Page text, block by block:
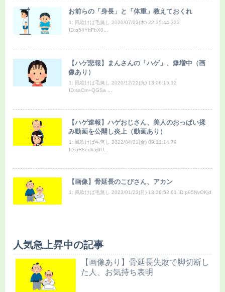
お前らの「身長」と「体重」教えておくれ
1: 風吹けば毛無し 2020/07/02(木) 22:35:44.322
ID:o54YbFbX0...
【ハゲ悲報】まんさんの「ハゲ」、爆増中（画
像あり）
1: 風吹けば毛無し 2020/12/22(火) 13:06:15.12
ID:saCm+QGSa ...
【ハゲ速報】ハゲおじさん、美人のおっぱい揉
み動画を公開し炎上（動画あり）
1: 風吹けば毛無し 2022/04/01(金) 09:11:14.79
ID:uR8edk5j0U...
【画像】骨延長のこびさん、アカン
1: 風吹けば毛無し 2023/01/23(月) 13:36:52.61 ID:p95NvOKjd
人気急上昇中の記事
【画像あり】骨延長失敗で脚切断し
た人、お気持ち表明